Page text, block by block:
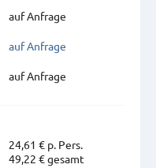
auf Anfrage
auf Anfrage
auf Anfrage
24,61 € p. Pers.
49,22 € gesamt